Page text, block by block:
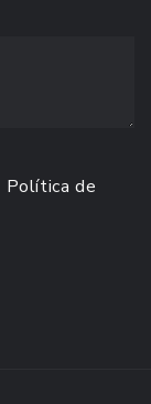
Política de